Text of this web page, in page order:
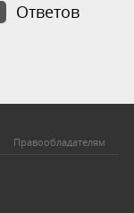
Ответов
Правообладателям